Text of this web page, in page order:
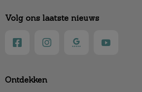
Ontdekken
Volg ons laatste nieuws